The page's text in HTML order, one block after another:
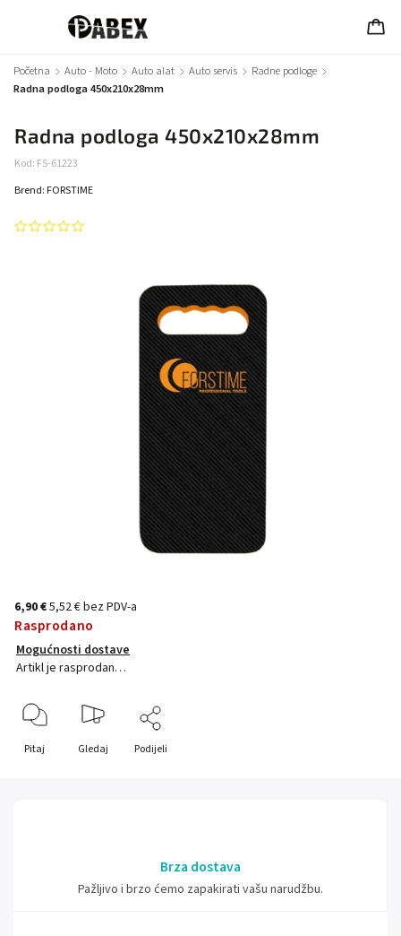
Početna / Auto - Moto / Auto alat / Auto servis / Radne podloge /
Radna podloga 450x210x28mm
Radna podloga 450x210x28mm
Kod: FS-61223
Brend: FORSTIME
6,90 €5,52 € bez PDV-a
Rasprodano
Mogućnosti dostave
Artikl je rasprodan…
Pitaj Gledaj Podijeli
Brza dostava
Pažljivo i brzo ćemo zapakirati vašu narudžbu.